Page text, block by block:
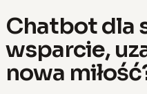
Chatbot dla
wsparcie,
nowa